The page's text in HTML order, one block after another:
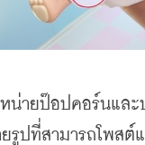
ยป๊อปคอร์นและบ
รูปที่สามารถโพส